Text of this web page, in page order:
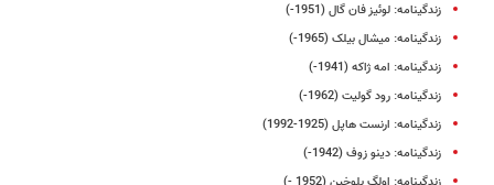
‌زندگینامه: لوئیز فان گال (1951-)
زندگینامه: میشال بیلک (1965-)
زندگینامه: امه ژاکه (1941-)
زندگینامه: رود گولیت (1962-)
‌زندگینامه: ارنست هاپل (1925-1992)
زندگینامه: دینو زوف (1942-)